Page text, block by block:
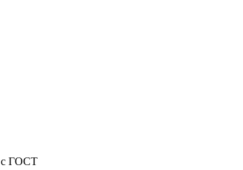
с ГОСТ